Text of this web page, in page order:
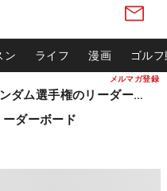
メルマガ登録
ン ライフ 漫画 ゴル
松山英樹ら出場 ウィンダム選手権のリーダーボード
ダーボード